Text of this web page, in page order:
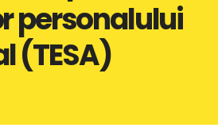
personalului
(TESA)